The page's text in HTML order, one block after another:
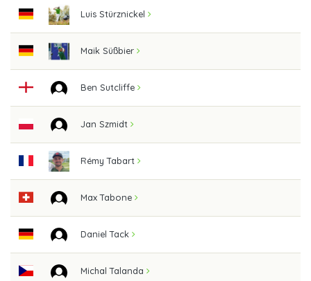
Luis Stürznickel
Maik Süßbier
Ben Sutcliffe
Jan Szmidt
Rémy Tabart
Max Tabone
Daniel Tack
Michal Talanda